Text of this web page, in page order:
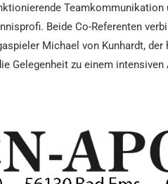
Beide Co-Referenten
Michael von Kunhardt,
Gelegenheit zu einem